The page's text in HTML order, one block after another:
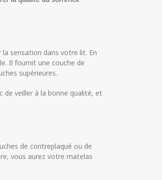
sensation dans votre lit. En
Il fournit une couche de
supérieures.
de veiller à la bonne qualité, et
de contreplaqué ou de
vous aurez votre matelas